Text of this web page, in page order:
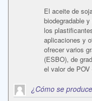
El aceite de
biodegradable
los
aplicaciones y
ofrecer varios
(ESBO), de
el valor de
¿Cómo se